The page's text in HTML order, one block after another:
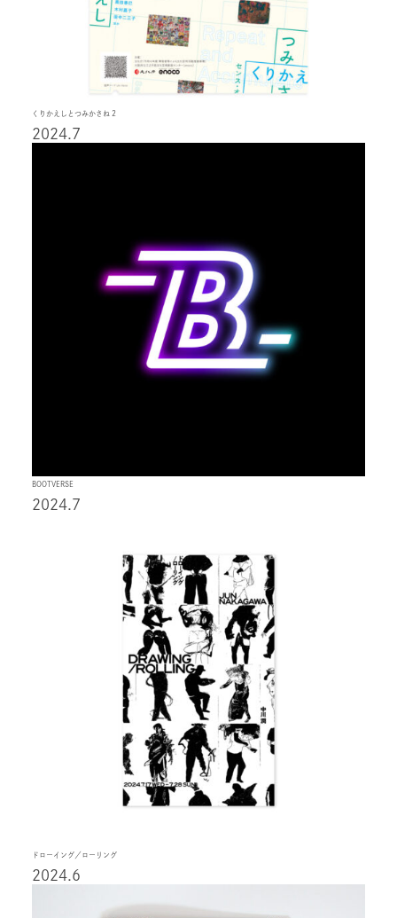
くりかえしとつみかさね 2
2024.7
BOOTVERSE
2024.7
ドローイング／ローリング
2024.6